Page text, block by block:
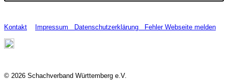
Kontakt Impressum Datenschutzerklärung Fehler Webseite melden
© 2026 Schachverband Württemberg e.V.